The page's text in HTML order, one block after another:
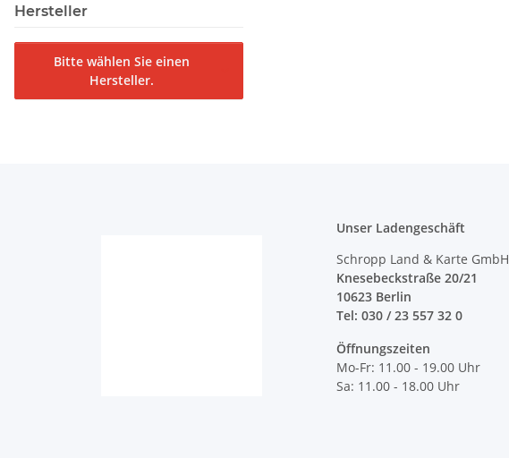
Hersteller
Bitte wählen Sie einen
Hersteller.
Unser Ladengeschäft
Schropp Land & Karte GmbH
Knesebeckstraße 20/21
10623 Berlin
Tel: 030 / 23 557 32 0
Öffnungszeiten
Mo-Fr: 11.00 - 19.00 Uhr
Sa: 11.00 - 18.00 Uhr